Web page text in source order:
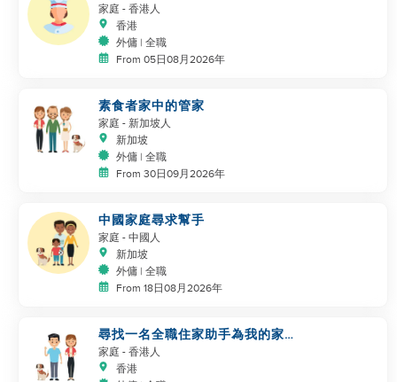
家庭 - 香港人
香港
外傭 | 全職
From 05日08月2026年
素食者家中的管家
家庭 - 新加坡人
新加坡
外傭 | 全職
From 30日09月2026年
中國家庭尋求幫手
家庭 - 中國人
新加坡
外傭 | 全職
From 18日08月2026年
尋找一名全職住家助手為我的家人
和狗服務
家庭 - 香港人
香港